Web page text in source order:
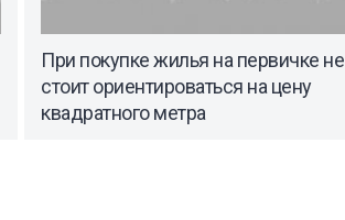
При покупке жилья на первичке не
стоит ориентироваться на цену
квадратного метра